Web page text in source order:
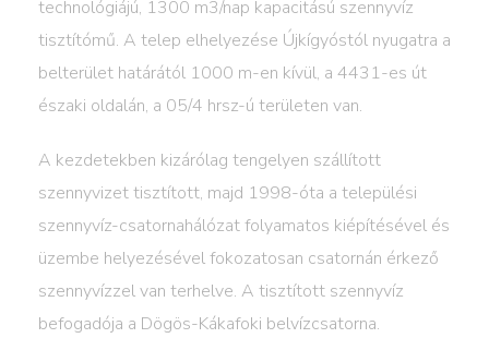
technológiájú, 1300 m3/nap kapacitású szennyvíz
tisztítómű. A telep elhelyezése Újkígyóstól nyugatra a
belterület határától 1000 m-en kívül, a 4431-es út
északi oldalán, a 05/4 hrsz-ú területen van.
A kezdetekben kizárólag tengelyen szállított
szennyvizet tisztított, majd 1998-óta a települési
szennyvíz-csatornahálózat folyamatos kiépítésével és
üzembe helyezésével fokozatosan csatornán érkező
szennyvízzel van terhelve. A tisztított szennyvíz
befogadója a Dögös-Kákafoki belvízcsatorna.